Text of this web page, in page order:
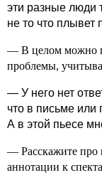
эти разные люди
не то что плывет
— В целом можно
проблемы,
— У него нет
что в письме или
А в этой пьесе
— Расскажите про
аннотации к